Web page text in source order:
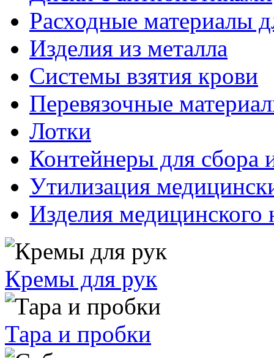
Расходные материалы
Изделия из металла
Системы взятия крови
Перевязочные
Лотки
Контейнеры для сбора
Утилизация
Изделия медицинского
Кремы для рук
Тара и пробки